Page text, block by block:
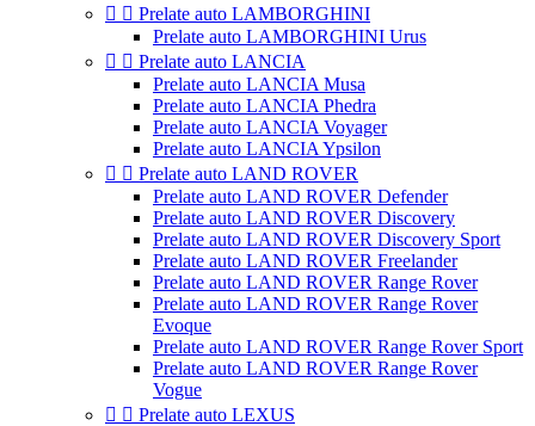
  Prelate auto LAMBORGHINI
Prelate auto LAMBORGHINI Urus
  Prelate auto LANCIA
Prelate auto LANCIA Musa
Prelate auto LANCIA Phedra
Prelate auto LANCIA Voyager
Prelate auto LANCIA Ypsilon
  Prelate auto LAND ROVER
Prelate auto LAND ROVER Defender
Prelate auto LAND ROVER Discovery
Prelate auto LAND ROVER Discovery Sport
Prelate auto LAND ROVER Freelander
Prelate auto LAND ROVER Range Rover
Prelate auto LAND ROVER Range Rover
Evoque
Prelate auto LAND ROVER Range Rover Sport
Prelate auto LAND ROVER Range Rover
Vogue
  Prelate auto LEXUS